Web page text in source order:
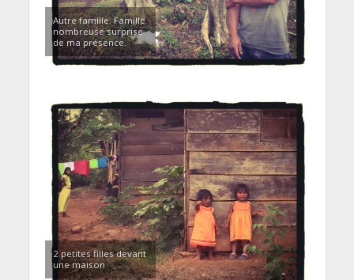
Autre famille. Famille
nombreuse surprise
de ma présence.
2 petites filles devant
une maison